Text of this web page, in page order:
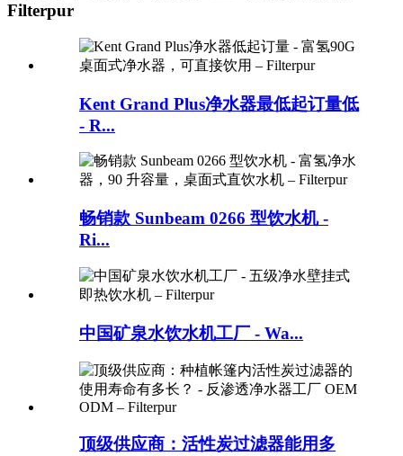
Filterpur
Kent Grand Plus净水器最低起订量低
- R...
畅销款 Sunbeam 0266 型饮水机 -
Ri...
中国矿泉水饮水机工厂 - Wa...
顶级供应商：活性炭过滤器能用多